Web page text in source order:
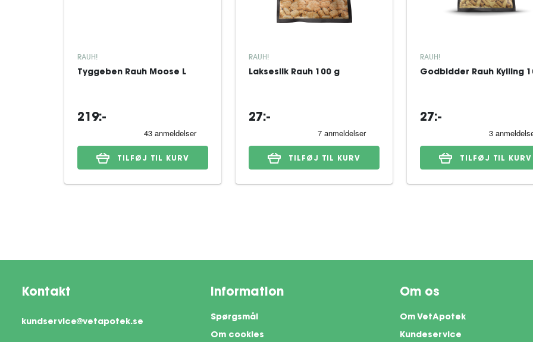
RAUH!
Tyggeben Rauh Moose L
219:-
TILFØJ TIL KURV
RAUH!
Lakseslik Rauh 100 g
27:-
TILFØJ TIL KURV
RAUH!
Godbidder Rauh Kylling
27:-
TILFØJ TIL KURV
Kontakt
kundservice@vetapotek.se
Information
Spørgsmål
Om cookies
Om os
Om VetApotek
Kundeservice